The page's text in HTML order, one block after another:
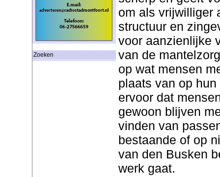
Zoeken
om als vrijwilliger
structuur en
voor aanzienlijke
van de
op wat mensen
plaats van op
ervoor dat
gewoon blijven
vinden van
bestaande of op
van den Busken
werk gaat.